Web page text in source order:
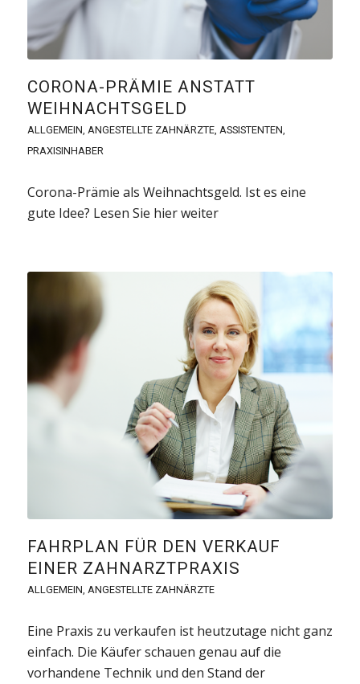
CORONA-PRÄMIE ANSTATT
WEIHNACHTSGELD
ALLGEMEIN, ANGESTELLTE ZAHNÄRZTE, ASSISTENTEN,
PRAXISINHABER
Corona-Prämie als Weihnachtsgeld. Ist es eine
gute Idee? Lesen Sie hier weiter
FAHRPLAN FÜR DEN VERKAUF
EINER ZAHNARZTPRAXIS
ALLGEMEIN, ANGESTELLTE ZAHNÄRZTE
Eine Praxis zu verkaufen ist heutzutage nicht ganz
einfach. Die Käufer schauen genau auf die
vorhandene Technik und den Stand der